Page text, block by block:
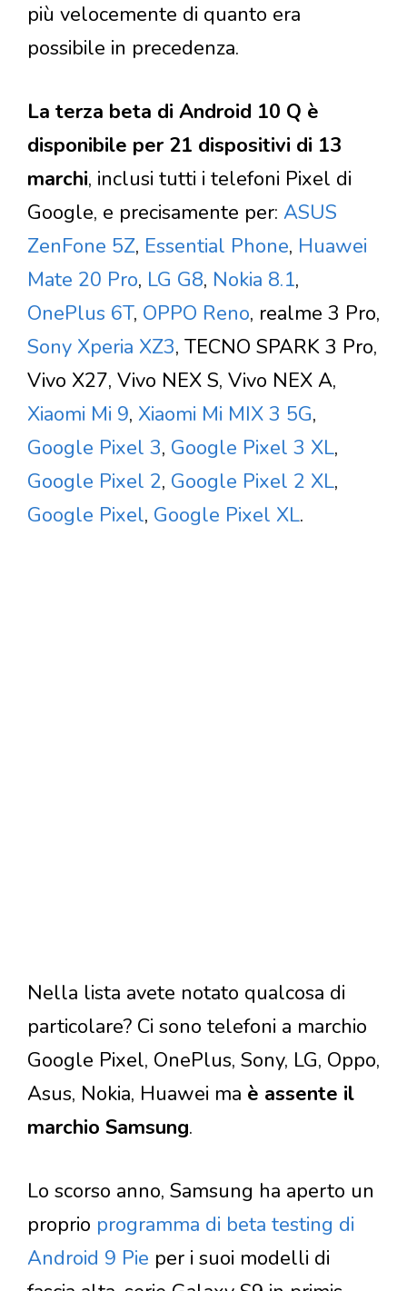
più velocemente di quanto era
possibile in precedenza.
La terza beta di Android 10 Q è
disponibile per 21 dispositivi di 13
marchi, inclusi tutti i telefoni Pixel di
Google, e precisamente per: ASUS
ZenFone 5Z, Essential Phone, Huawei
Mate 20 Pro, LG G8, Nokia 8.1,
OnePlus 6T, OPPO Reno, realme 3 Pro,
Sony Xperia XZ3, TECNO SPARK 3 Pro,
Vivo X27, Vivo NEX S, Vivo NEX A,
Xiaomi Mi 9, Xiaomi Mi MIX 3 5G,
Google Pixel 3, Google Pixel 3 XL,
Google Pixel 2, Google Pixel 2 XL,
Google Pixel, Google Pixel XL.
Nella lista avete notato qualcosa di
particolare? Ci sono telefoni a marchio
Google Pixel, OnePlus, Sony, LG, Oppo,
Asus, Nokia, Huawei ma è assente il
marchio Samsung.
Lo scorso anno, Samsung ha aperto un
proprio programma di beta testing di
Android 9 Pie per i suoi modelli di